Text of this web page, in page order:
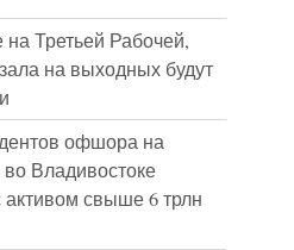
Третьей Рабочей,
на выходных будут
офшора на
Владивостоке
свыше 6 трлн